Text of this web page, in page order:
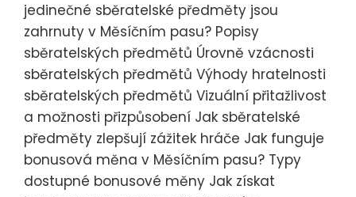
jedinečné sběratelské předměty jsou
zahrnuty v Měsíčním pasu? Popisy
sběratelských předmětů Úrovně vzácnosti
sběratelských předmětů Výhody hratelnosti
sběratelských předmětů Vizuální přitažlivost
a možnosti přizpůsobení Jak sběratelské
předměty zlepšují zážitek hráče Jak funguje
bonusová měna v Měsíčním pasu? Typy
dostupné bonusové měny Jak získat